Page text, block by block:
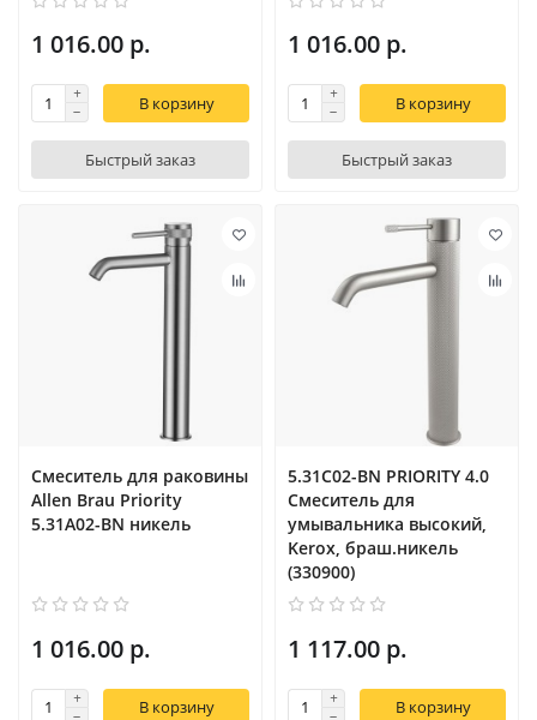
1 016.00 р.
В корзину
Быстрый заказ
1 016.00 р.
В корзину
Быстрый заказ
Смеситель для раковины
Allen Brau Priority
5.31A02-BN никель
1 016.00 р.
В корзину
5.31С02-BN PRIORITY 4.0
Cмеситель для
умывальника высокий,
Kerox, браш.никель
(330900)
1 117.00 р.
В корзину